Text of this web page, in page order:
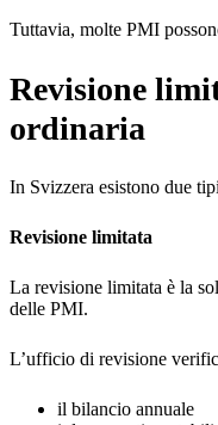
Tuttavia, molte PMI
Revisione
ordinaria
In Svizzera esistono due
Revisione limitata
La revisione limitata è la
delle PMI.
L’ufficio di revisione
il bilancio annuale